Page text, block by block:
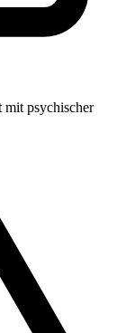
psychischer